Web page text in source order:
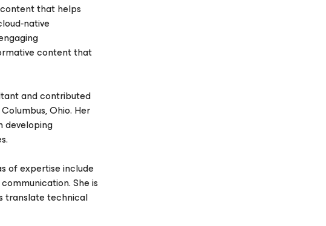
that helps
content that
and contributed
Ohio. Her
developing
of expertise include
She is
translate technical